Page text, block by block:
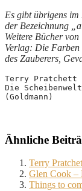
Es gibt übrigens
der Bezeichnung
Weitere Bücher
Verlag: Die
des Zauberers,
Terry Pratchett
Die
(Goldmann)
Ähnliche
Terry
Glen Cook –
Things to